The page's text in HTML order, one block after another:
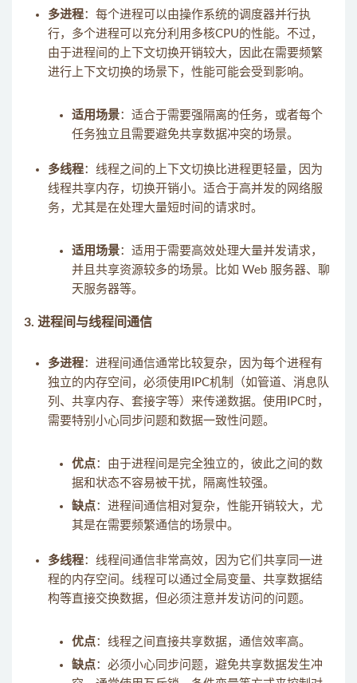
多进程：每个进程可以由操作系统的调度器并行执
行，多个进程可以充分利用多核CPU的性能。不过，
由于进程间的上下文切换开销较大，因此在需要频繁
进行上下文切换的场景下，性能可能会受到影响。
适用场景：适合于需要强隔离的任务，或者每个
任务独立且需要避免共享数据冲突的场景。
多线程：线程之间的上下文切换比进程更轻量，因为
线程共享内存，切换开销小。适合于高并发的网络服
务，尤其是在处理大量短时间的请求时。
适用场景：适用于需要高效处理大量并发请求，
并且共享资源较多的场景。比如 Web 服务器、聊
天服务器等。
3. 进程间与线程间通信
多进程：进程间通信通常比较复杂，因为每个进程有
独立的内存空间，必须使用IPC机制（如管道、消息队
列、共享内存、套接字等）来传递数据。使用IPC时，
需要特别小心同步问题和数据一致性问题。
优点：由于进程间是完全独立的，彼此之间的数
据和状态不容易被干扰，隔离性较强。
缺点：进程间通信相对复杂，性能开销较大，尤
其是在需要频繁通信的场景中。
多线程：线程间通信非常高效，因为它们共享同一进
程的内存空间。线程可以通过全局变量、共享数据结
构等直接交换数据，但必须注意并发访问的问题。
优点：线程之间直接共享数据，通信效率高。
缺点：必须小心同步问题，避免共享数据发生冲